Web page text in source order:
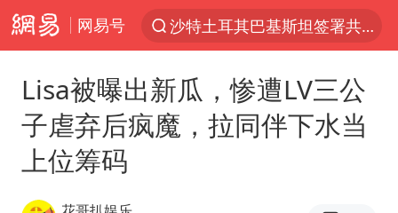
网易号
沙特土耳其巴基斯坦签署共同防务协议
泉州市委书记张毅恭被查
台风白海豚已进入24小时警戒线
Lisa被曝出新瓜，惨遭LV三公
子虐弃后疯魔，拉同伴下水当
上位筹码